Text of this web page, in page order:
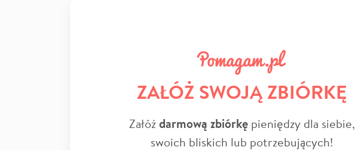
ZAŁÓŻ SWOJĄ ZBIÓRKĘ
Załóżdarmową zbiórkępieniędzy dla siebie,
swoich bliskich lub potrzebujących!